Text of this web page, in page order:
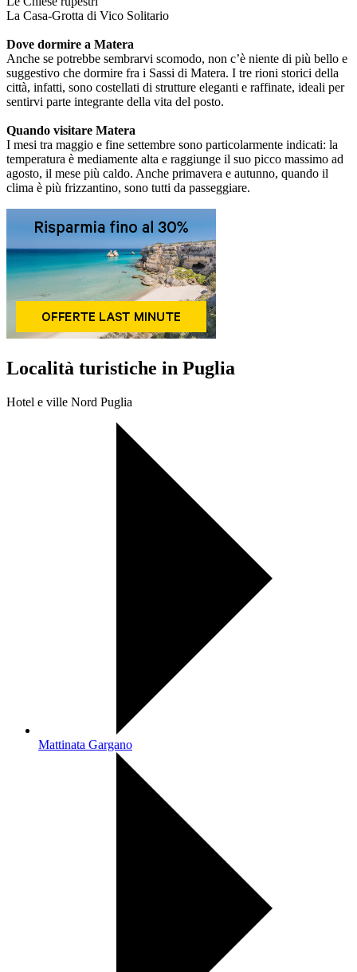
La Casa-Grotta di Vico Solitario
Dove dormire a Matera
Anche se potrebbe sembrarvi scomodo, non c’è niente di più bello e
suggestivo che dormire fra i Sassi di Matera. I tre rioni storici della
città, infatti, sono costellati di strutture eleganti e raffinate, ideali per
sentirvi parte integrante della vita del posto.
Quando visitare Matera
I mesi tra maggio e fine settembre sono particolarmente indicati: la
temperatura è mediamente alta e raggiunge il suo picco massimo ad
agosto, il mese più caldo. Anche primavera e autunno, quando il
clima è più frizzantino, sono tutti da passeggiare.
Località turistiche in Puglia
Hotel e ville Nord Puglia
Mattinata Gargano